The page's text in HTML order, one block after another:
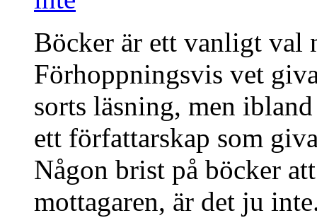
Böcker är ett vanligt val
Förhoppningsvis vet
sorts läsning, men
ett författarskap som
Någon brist på böcker
mottagaren, är det ju